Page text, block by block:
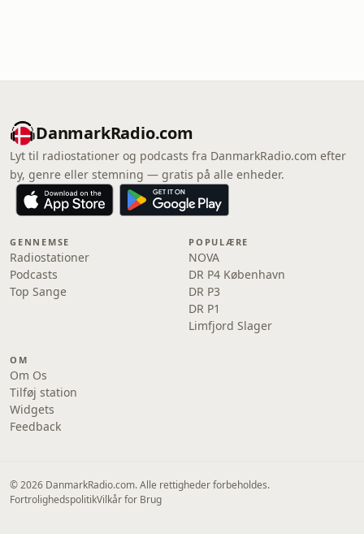
DanmarkRadio.com
Lyt til radiostationer og podcasts fra DanmarkRadio.com efter
by, genre eller stemning — gratis på alle enheder.
GENNEMSE
Radiostationer
Podcasts
Top Sange
POPULÆRE
NOVA
DR P4 København
DR P3
DR P1
Limfjord Slager
OM
Om Os
Tilføj station
Widgets
Feedback
© 2026 DanmarkRadio.com. Alle rettigheder forbeholdes.
FortrolighedspolitikVilkår for Brug